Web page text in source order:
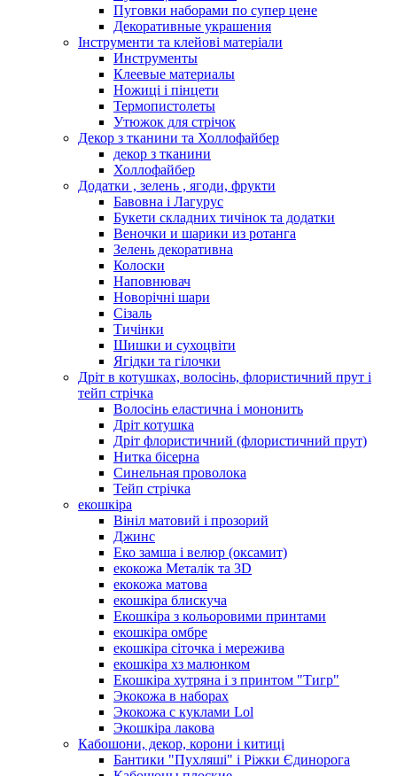
Пуговки наборами по супер цене
Декоративные украшения
Інструменти та клейові матеріали
Инструменты
Клеевые материалы
Ножиці і пінцети
Термопистолеты
Утюжок для стрічок
Декор з тканини та Холлофайбер
декор з тканини
Холлофайбер
Додатки , зелень , ягоди, фрукти
Бавовна і Лагурус
Букети складних тичінок та додатки
Веночки и шарики из ротанга
Зелень декоративна
Колоски
Наповнювач
Новорічні шари
Сізаль
Тичінки
Шишки и сухоцвіти
Ягідки та гілочки
Дріт в котушках, волосінь, флористичний прут і
тейп стрічка
Волосінь еластична і мононить
Дріт котушка
Дріт флористичний (флористичний прут)
Нитка бісерна
Синельная проволока
Тейп стрічка
екошкіра
Вініл матовий і прозорий
Джинс
Еко замша і велюр (оксамит)
екокожа Металік та 3D
екокожа матова
екошкіра блискуча
Екошкіра з кольоровими принтами
екошкіра омбре
екошкіра сіточка і мережива
екошкіра хз малюнком
Екошкіра хутряна і з принтом "Тигр"
Экокожа в наборах
Экокожа с куклами Lol
Экошкiра лакова
Кабошони, декор, корони і китиці
Бантики "Пухляші" і Ріжки Єдинорога